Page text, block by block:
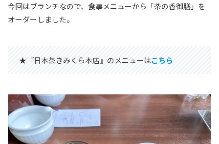
今回はブランチなので、食事メニューから「茶の香御膳」を
オーダーしました。
★『日本茶きみくら本店』のメニューはこちら